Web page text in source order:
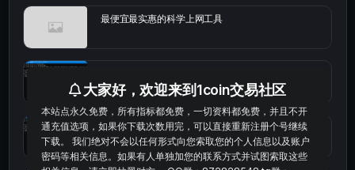
最便宜最实惠的科学上网工具
okx的短线量化的免费版本
大家好，欢迎来到1coin交易社区
本站点永久免费，所有指标都免费，一切资料都免费，并且不开
通充值选项，如果你下载次数用完，可以直接重新注册个号继续
下载。 我们绝对不会以任何形式向您索取您的个人信息以及账户
密码等相关信息。如果有人单独加您的联系方式并试图索取这些